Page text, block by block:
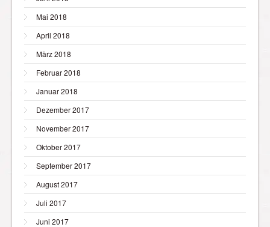
Mai 2018
April 2018
März 2018
Februar 2018
Januar 2018
Dezember 2017
November 2017
Oktober 2017
September 2017
August 2017
Juli 2017
Juni 2017